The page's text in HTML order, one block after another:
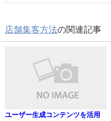
店舗集客方法の関連記事
ユーザー生成コンテンツを活用